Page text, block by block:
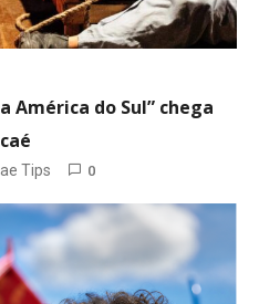
América do Sul” chega
Tips 0